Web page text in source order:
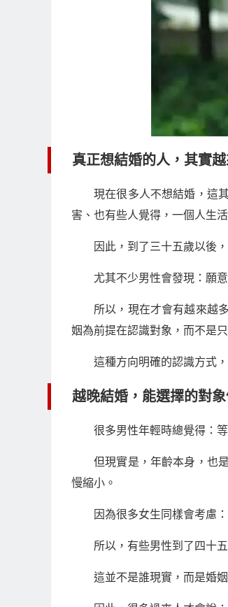
真正想結婚的人，其實
現在很多人不想結婚，這
害、也有些人覺得，一個人生
因此，到了三十五歲以後
尤其不少男性會發現：願
所以，現在才會有越來越
姻為前提在認識對象，而不是
這種方向明確的認識方式
越晚結婚，能選擇的對
很多男性年輕時總覺得：
但現實是，年齡本身，也
慢縮小。
因為很多女生同樣會考慮
所以，有些男性到了四十
這並不是誰現實，而是婚